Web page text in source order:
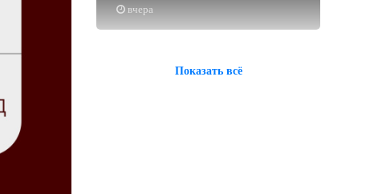
вчера
Показать всё